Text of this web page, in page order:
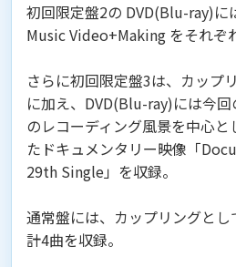
初回限定盤2の DVD(Blu-ray)に
Music Video+Making をそれぞ
さらに初回限定盤3は、カップ
に加え、DVD(Blu-ray)には今
のレコーディング風景を中心
たドキュメンタリー映像「
29th Single」を収録。
通常盤には、カップリングと
計4曲を収録。